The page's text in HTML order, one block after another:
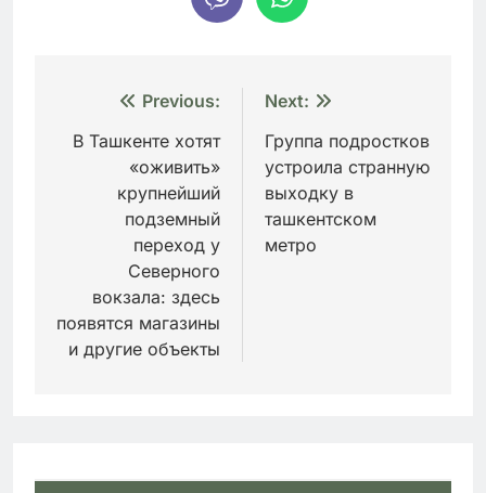
Навигация
по
записям
Previous:
В Ташкенте хотят
«оживить»
крупнейший
подземный
переход у
Северного
вокзала: здесь
появятся магазины
и другие объекты
Next:
Группа подростков
устроила странную
выходку в
ташкентском
метро